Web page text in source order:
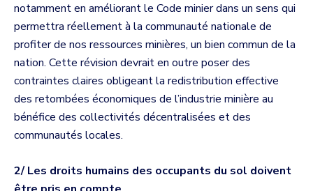
notamment en améliorant le Code minier dans un sens qui
permettra réellement à la communauté nationale de
profiter de nos ressources minières, un bien commun de la
nation. Cette révision devrait en outre poser des
contraintes claires obligeant la redistribution effective
des retombées économiques de l’industrie minière au
bénéfice des collectivités décentralisées et des
communautés locales.
2/ Les droits humains des occupants du sol doivent